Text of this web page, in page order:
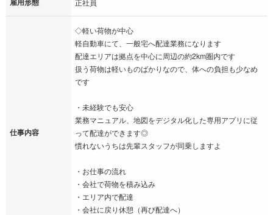
仕事内容
◇軽い荷物が中心
軽自動車にて、一般宅へ配達業務になります
配達エリアは拠点を中心に周辺の約2km圏内です
扱う荷物は軽いものばかりなので、体への負担も少なめ
です
・未経験でも安心
業務マニュアル、地図をデジタル化した専用アプリに従
って配達ができます◎
慣れないうちは先輩スタッフが同乗しますよ
・お仕事の流れ
・会社で荷物を積み込み
・エリア内で配達
・会社に戻り休憩（再び配達へ）